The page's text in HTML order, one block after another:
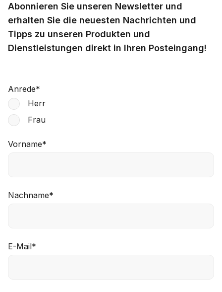
Abonnieren Sie unseren Newsletter und
erhalten Sie die neuesten Nachrichten und
Tipps zu unseren Produkten und
Dienstleistungen direkt in Ihren Posteingang!
Anrede*
Herr
Frau
Vorname*
Nachname*
E-Mail*